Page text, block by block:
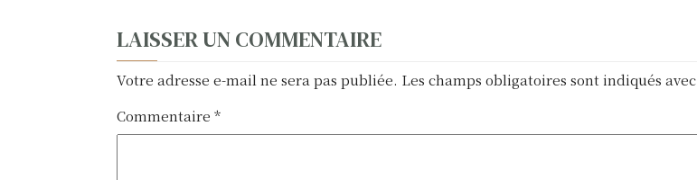
N
a
v
i
LAISSER UN COMMENTAIRE
Votre adresse e-mail ne sera pas publiée. Les champs obligatoires sont indiqués avec
Commentaire *